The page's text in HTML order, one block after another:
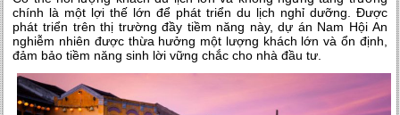
chính là một lợi thế lớn để phát triển du lịch nghỉ dưỡng. Được
phát triển trên thị trường đầy tiềm năng này, dự án Nam Hội An
nghiễm nhiên được thừa hưởng một lượng khách lớn và ổn định,
đảm bảo tiềm năng sinh lời vững chắc cho nhà đầu tư.